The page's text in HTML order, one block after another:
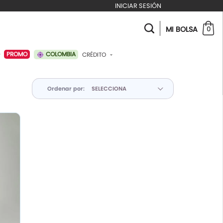
INICIAR SESIÓN
PROMO COLOMBIA CRÉDITO
MI BOLSA 0
Ordenar por: